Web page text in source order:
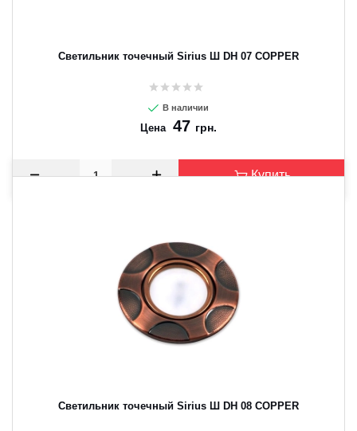
Светильник точечный Sirius Ш DH 07 COPPER
В наличии
Цена 47 грн.
Купить
Светильник точечный Sirius Ш DH 08 COPPER